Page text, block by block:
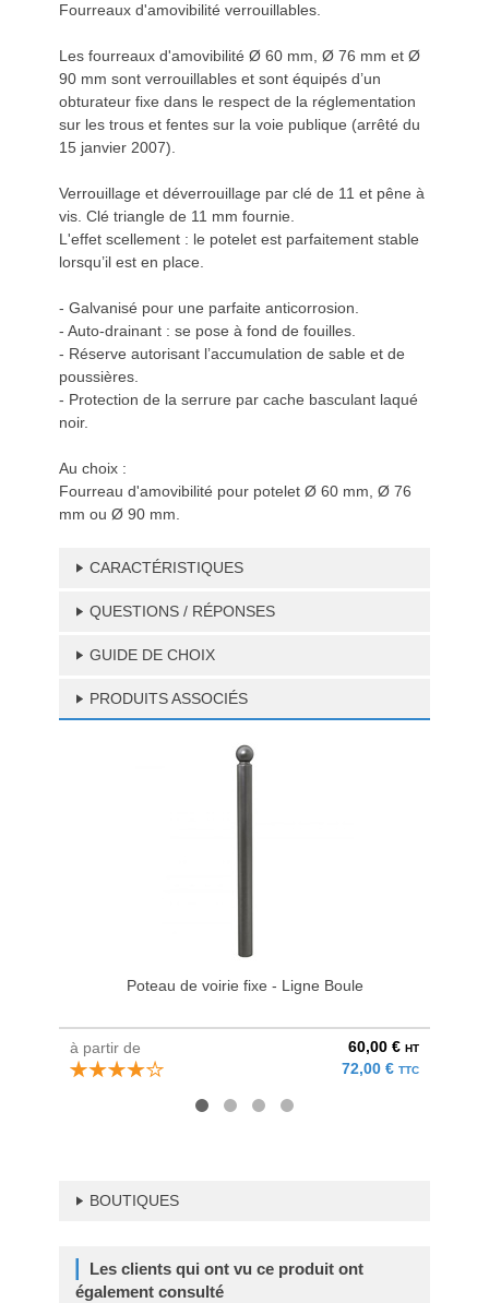
Fourreaux d'amovibilité verrouillables.
Les fourreaux d'amovibilité Ø 60 mm, Ø 76 mm et Ø
90 mm sont verrouillables et sont équipés d’un
obturateur fixe dans le respect de la réglementation
sur les trous et fentes sur la voie publique (arrêté du
15 janvier 2007).
Verrouillage et déverrouillage par clé de 11 et pêne à
vis. Clé triangle de 11 mm fournie.
L'effet scellement : le potelet est parfaitement stable
lorsqu’il est en place.
- Galvanisé pour une parfaite anticorrosion.
- Auto-drainant : se pose à fond de fouilles.
- Réserve autorisant l’accumulation de sable et de
poussières.
- Protection de la serrure par cache basculant laqué
noir.
Au choix :
Fourreau d'amovibilité pour potelet Ø 60 mm, Ø 76
mm ou Ø 90 mm.
CARACTÉRISTIQUES
QUESTIONS / RÉPONSES
GUIDE DE CHOIX
PRODUITS ASSOCIÉS
Poteau de voirie fixe - Ligne Boule
à partir de 60,00 € HT
72,00 € TTC
BOUTIQUES
Les clients qui ont vu ce produit ont
également consulté